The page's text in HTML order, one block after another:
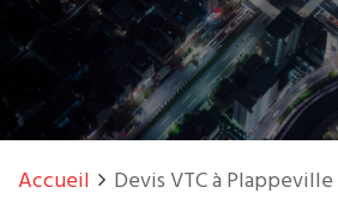
Accueil
Devis VTC à